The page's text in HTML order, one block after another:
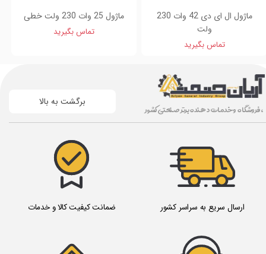
ماژول ال ای دی 42 وات 230
ولت
تماس بگیرید
ماژول 25 وات 230 ولت خطی
تماس بگیرید
ضمانت کیفیت کالا و خدمات
برگشت به بالا ، فروشگاه و خدمات دهنده برتر صنعتی کشور
ارسال سریع به سراسر کشور